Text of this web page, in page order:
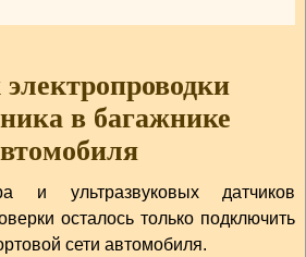
в багажнике
и ультразвуковых датчиков
осталось только подключить
сети автомобиля.